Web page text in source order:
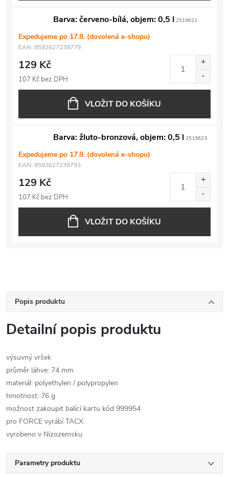
Barva: červeno-bílá, objem: 0,5 l 2519621
Expedujeme po 17.8. (dovolená e-shopu)
EAN: 8592627239779
129 Kč
107 Kč bez DPH
VLOŽIT DO KOŠÍKU
Barva: žluto-bronzová, objem: 0,5 l 2519623
Expedujeme po 17.8. (dovolená e-shopu)
EAN: 8592627239793
129 Kč
107 Kč bez DPH
VLOŽIT DO KOŠÍKU
Popis produktu
Detailní popis produktu
výsuvný vršek
průměr láhve: 74 mm
materiál: polyethylen / polypropylen
hmotnost: 76 g
možnost zakoupit balící kartu kód 999954
pro FORCE vyrábí TACX
vyrobeno v Nizozemsku
Parametry produktu